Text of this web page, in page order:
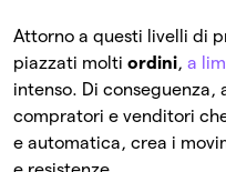
Attorno a questi livelli di
piazzati molti ordini, a
intenso. Di conseguenza,
compratori e venditori
e automatica, crea i